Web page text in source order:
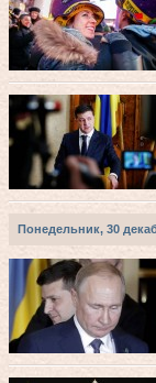
Понедельник, 30